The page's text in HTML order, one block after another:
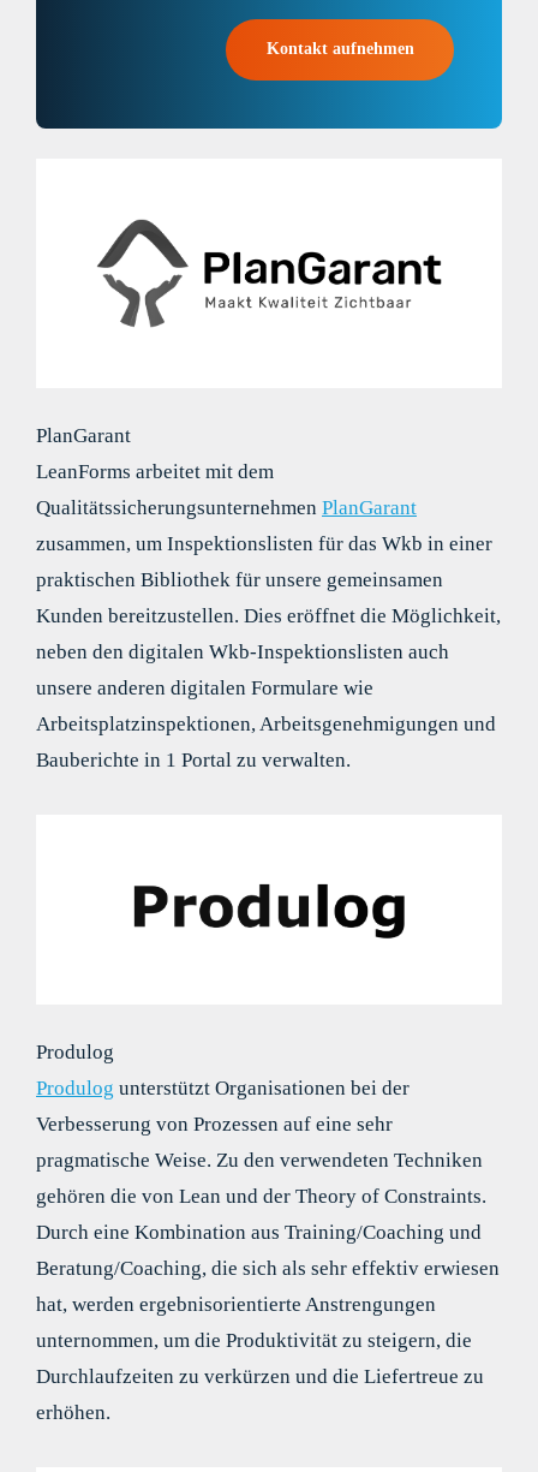
Kontakt aufnehmen
PlanGarant
LeanForms arbeitet mit dem
Qualitätssicherungsunternehmen PlanGarant
zusammen, um Inspektionslisten für das Wkb in einer
praktischen Bibliothek für unsere gemeinsamen
Kunden bereitzustellen. Dies eröffnet die Möglichkeit,
neben den digitalen Wkb-Inspektionslisten auch
unsere anderen digitalen Formulare wie
Arbeitsplatzinspektionen, Arbeitsgenehmigungen und
Bauberichte in 1 Portal zu verwalten.
Produlog
Produlog unterstützt Organisationen bei der
Verbesserung von Prozessen auf eine sehr
pragmatische Weise. Zu den verwendeten Techniken
gehören die von Lean und der Theory of Constraints.
Durch eine Kombination aus Training/Coaching und
Beratung/Coaching, die sich als sehr effektiv erwiesen
hat, werden ergebnisorientierte Anstrengungen
unternommen, um die Produktivität zu steigern, die
Durchlaufzeiten zu verkürzen und die Liefertreue zu
erhöhen.